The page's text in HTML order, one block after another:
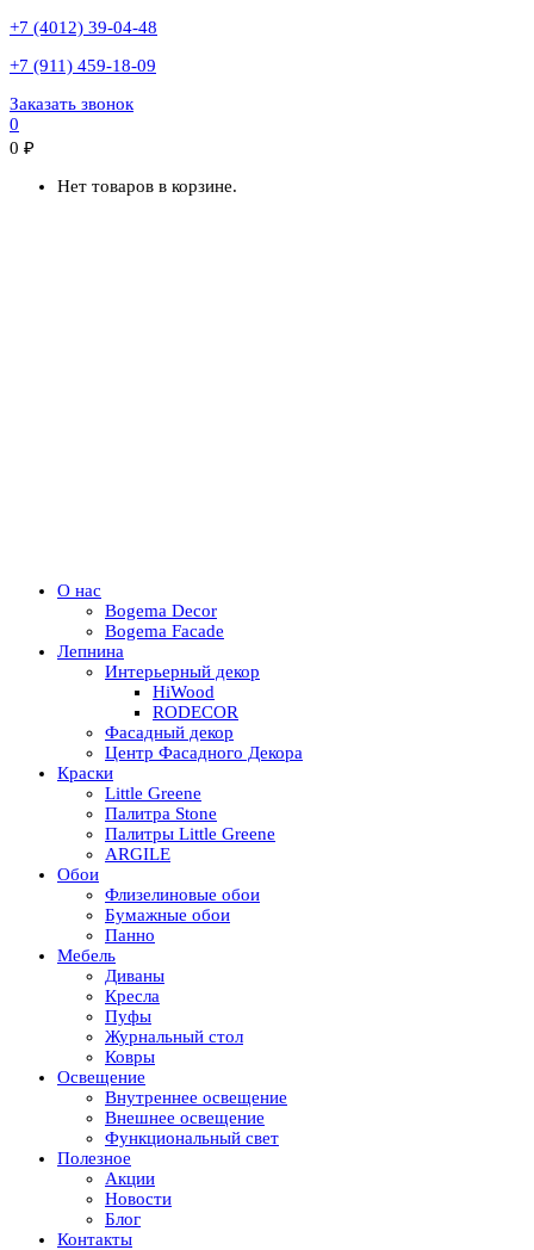
+7 (4012) 39-04-48
+7 (911) 459-18-09
Заказать звонок
0
0 ₽
Нет товаров в корзине.
О нас
Bogema Decor
Bogema Facade
Лепнина
Интерьерный декор
HiWood
RODECOR
Фасадный декор
Центр Фасадного Декора
Краски
Little Greene
Палитра Stone
Палитры Little Greene
ARGILE
Обои
Флизелиновые обои
Бумажные обои
Панно
Мебель
Диваны
Кресла
Пуфы
Журнальный стол
Ковры
Освещение
Внутреннее освещение
Внешнее освещение
Функциональный свет
Полезное
Акции
Новости
Блог
Контакты